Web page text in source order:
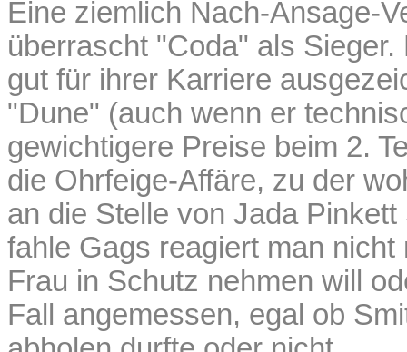
Eine ziemlich Nach-Ansage-
überrascht "Coda" als
gut für ihrer Karriere
"Dune" (auch wenn er
gewichtigere Preise beim 2.
die Ohrfeige-Affäre, zu der
an die Stelle von Jada
fahle Gags reagiert man
Frau in Schutz nehmen will
Fall angemessen, egal ob